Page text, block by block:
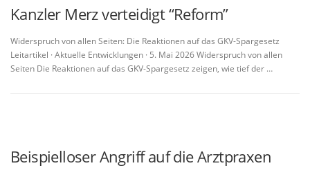
Kanzler Merz verteidigt “Reform”
Widerspruch von allen Seiten: Die Reaktionen auf das GKV-Spargesetz
Leitartikel · Aktuelle Entwicklungen · 5. Mai 2026 Widerspruch von allen
Seiten Die Reaktionen auf das GKV-Spargesetz zeigen, wie tief der …
Beispielloser Angriff auf die Arztpraxen